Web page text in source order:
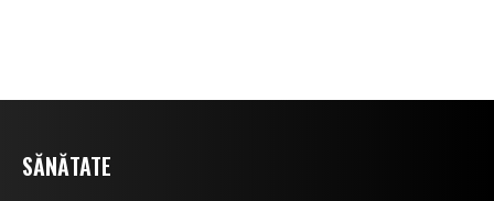
SĂNĂTATE